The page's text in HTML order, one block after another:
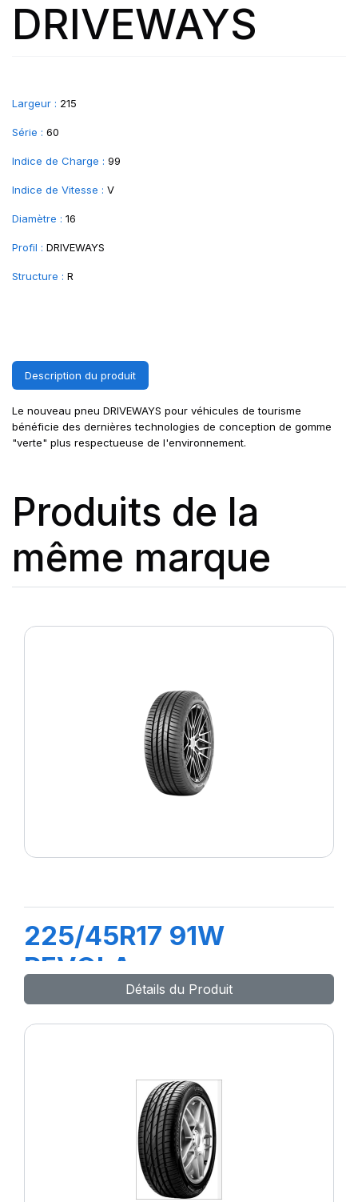
DRIVEWAYS
Largeur : 215
Série : 60
Indice de Charge : 99
Indice de Vitesse : V
Diamètre : 16
Profil : DRIVEWAYS
Structure : R
Description du produit
Le nouveau pneu DRIVEWAYS pour véhicules de tourisme
bénéficie des dernières technologies de conception de gomme
"verte" plus respectueuse de l'environnement.
Produits de la
même marque
225/45R17 91W
REVOLA
Détails du Produit